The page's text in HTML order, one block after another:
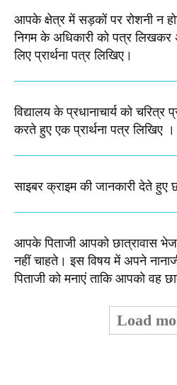
आपके क्षेत्र में सड़कों पर रोशनी न
निगम के अधिकारी को पत्र लिखकर
लिए प्रार्थना पत्र लिखिए।
विद्यालय के प्रधानाचार्य को
करते हुए एक प्रार्थना पत्र लिखिए ।
साइबर क्राइम की जानकारी देते हुए
आपके पिताजी आपको छात्रावास
नहीं चाहते। इस विषय में अपने
पिताजी को मनाएं ताकि आपको वह
Load